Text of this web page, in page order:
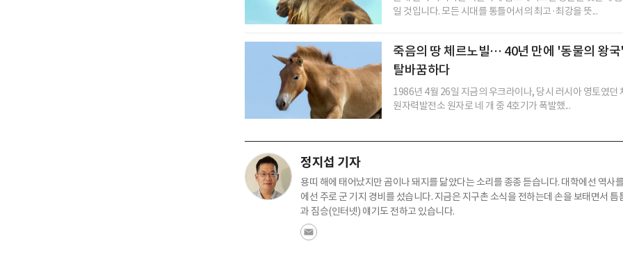
일 것입니다. 모든 시대를 통틀어서의 최고·최강을 뜻...
죽음의 땅 체르노빌… 40년 만에 '동물의 왕
탈바꿈하다
1986년 4월 26일 지금의 우크라이나, 당시 러시아 영토였던
원자력발전소 원자로 네 개 중 4호기가 폭발했...
정지섭 기자
용띠 해에 태어났지만 곰이나 돼지를 닮았다는 소리를 종종 듣습니다. 대학에선 역사
에선 주로 군 기지 경비를 섰습니다. 지금은 지구촌 소식을 전하는데 손을 보태면서
과 짐승(인터넷) 얘기도 전하고 있습니다.